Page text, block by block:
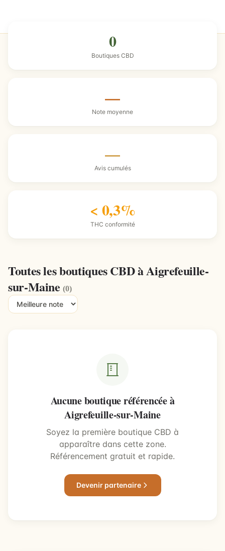
0
Boutiques CBD
—
Note moyenne
—
Avis cumulés
< 0,3%
THC conformité
Toutes les boutiques CBD à Aigrefeuille-
sur-Maine(0)
Aucune boutique référencée à
Aigrefeuille-sur-Maine
Soyez la première boutique CBD à
apparaître dans cette zone.
Référencement gratuit et rapide.
Devenir partenaire